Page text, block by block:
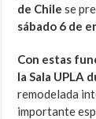
de Chile se
sábado 6 de
Con estas
la Sala UPLA
remodelada
importante